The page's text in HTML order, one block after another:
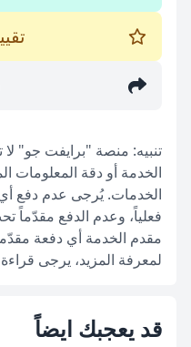
تنبيه: منصة "برايفت جو"
الخدمة أو دقة
الخدمات. يُرجى عدم دفع أي
فعلياً، وعدم الدفع
مقدم الخدمة أي دفعة
لمعرفة المزيد، يرجى قراءة
قد يعجبك ايضاً